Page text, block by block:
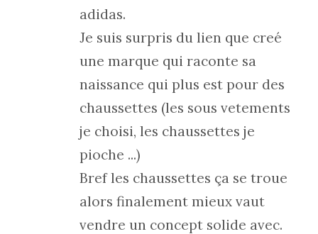
adidas.
Je suis surpris du lien que creé
une marque qui raconte sa
naissance qui plus est pour des
chaussettes (les sous vetements
je choisi, les chaussettes je
pioche ...)
Bref les chaussettes ça se troue
alors finalement mieux vaut
vendre un concept solide avec.